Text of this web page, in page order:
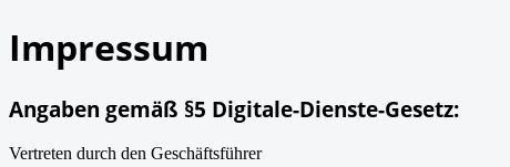
Impressum
Angaben gemäß §5 Digitale-Dienste-Gesetz:
Vertreten durch den Geschäftsführer